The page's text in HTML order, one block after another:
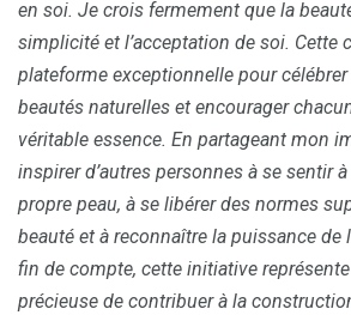
en soi. Je crois fermement que la
simplicité et l’acceptation de soi. Cette
plateforme exceptionnelle pour
beautés naturelles et encourager
véritable essence. En partageant mon
inspirer d’autres personnes à se sentir
propre peau, à se libérer des normes
beauté et à reconnaître la puissance de
fin de compte, cette initiative
précieuse de contribuer à la